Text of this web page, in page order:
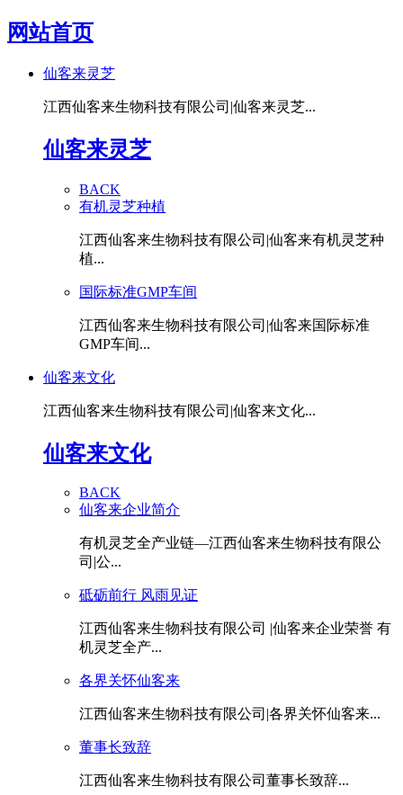
网站首页
仙客来灵芝
江西仙客来生物科技有限公司|仙客来灵芝...
仙客来灵芝
BACK
有机灵芝种植
江西仙客来生物科技有限公司|仙客来有机灵芝种
植...
国际标准GMP车间
江西仙客来生物科技有限公司|仙客来国际标准
GMP车间...
仙客来文化
江西仙客来生物科技有限公司|仙客来文化...
仙客来文化
BACK
仙客来企业简介
有机灵芝全产业链—江西仙客来生物科技有限公
司|公...
砥砺前行 风雨见证
江西仙客来生物科技有限公司 |仙客来企业荣誉 有
机灵芝全产...
各界关怀仙客来
江西仙客来生物科技有限公司|各界关怀仙客来...
董事长致辞
江西仙客来生物科技有限公司董事长致辞...